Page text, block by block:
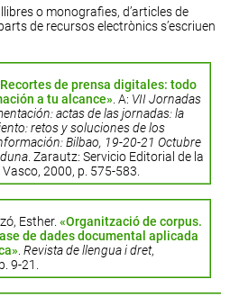
o monografies, d’articles de
de recursos electrònics s’escriuen
de prensa digitales: todo
a tu alcance». A: VII Jornadas
actas de las jornadas: la
retos y soluciones de los
Bilbao, 19-20-21 Octubre
. Zarautz: Servicio Editorial de la
2000, p. 575-583.
, Esther.«Organització de corpus.
de dades documental aplicada
.Revista de llengua i dret,
9-21.